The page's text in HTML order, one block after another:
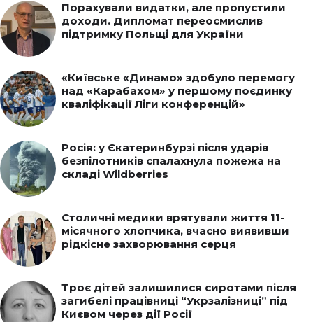
Порахували видатки, але пропустили
доходи. Дипломат переосмислив
підтримку Польщі для України
«Київське «Динамо» здобуло перемогу
над «Карабахом» у першому поєдинку
кваліфікації Ліги конференцій»
Росія: у Єкатеринбурзі після ударів
безпілотників спалахнула пожежа на
складі Wildberries
Столичні медики врятували життя 11-
місячного хлопчика, вчасно виявивши
рідкісне захворювання серця
Троє дітей залишилися сиротами після
загибелі працівниці “Укрзалізниці” під
Києвом через дії Росії